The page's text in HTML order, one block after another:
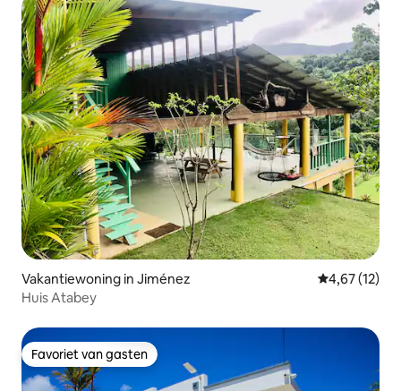
Vakantiewoning in Jiménez Gemiddelde
4,67 (12)
Huis Atabey
Favoriet van gasten
Favoriet van gasten